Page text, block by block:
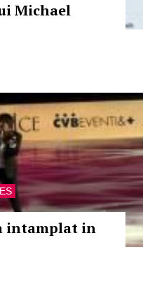
Michael
intamplat in